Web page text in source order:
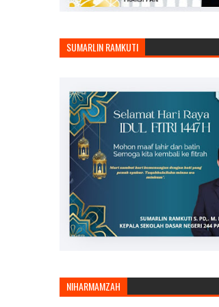
SUMARLIN RAMKUTI
NIHARMAMZAH